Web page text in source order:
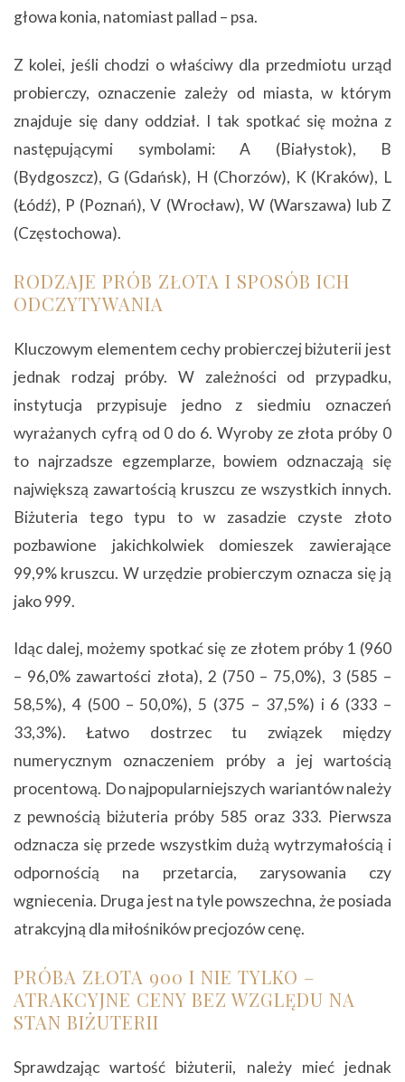
głowa konia, natomiast pallad – psa.
Z kolei, jeśli chodzi o właściwy dla przedmiotu urząd
probierczy, oznaczenie zależy od miasta, w którym
znajduje się dany oddział. I tak spotkać się można z
następującymi symbolami: A (Białystok), B
(Bydgoszcz), G (Gdańsk), H (Chorzów), K (Kraków), L
(Łódź), P (Poznań), V (Wrocław), W (Warszawa) lub Z
(Częstochowa).
RODZAJE PRÓB ZŁOTA I SPOSÓB ICH
ODCZYTYWANIA
Kluczowym elementem cechy probierczej biżuterii jest
jednak rodzaj próby. W zależności od przypadku,
instytucja przypisuje jedno z siedmiu oznaczeń
wyrażanych cyfrą od 0 do 6. Wyroby ze złota próby 0
to najrzadsze egzemplarze, bowiem odznaczają się
największą zawartością kruszcu ze wszystkich innych.
Biżuteria tego typu to w zasadzie czyste złoto
pozbawione jakichkolwiek domieszek zawierające
99,9% kruszcu. W urzędzie probierczym oznacza się ją
jako 999.
Idąc dalej, możemy spotkać się ze złotem próby 1 (960
– 96,0% zawartości złota), 2 (750 – 75,0%), 3 (585 –
58,5%), 4 (500 – 50,0%), 5 (375 – 37,5%) i 6 (333 –
33,3%). Łatwo dostrzec tu związek między
numerycznym oznaczeniem próby a jej wartością
procentową. Do najpopularniejszych wariantów należy
z pewnością biżuteria próby 585 oraz 333. Pierwsza
odznacza się przede wszystkim dużą wytrzymałością i
odpornością na przetarcia, zarysowania czy
wgniecenia. Druga jest na tyle powszechna, że posiada
atrakcyjną dla miłośników precjozów cenę.
PRÓBA ZŁOTA 900 I NIE TYLKO –
ATRAKCYJNE CENY BEZ WZGLĘDU NA
STAN BIŻUTERII
Sprawdzając wartość biżuterii, należy mieć jednak